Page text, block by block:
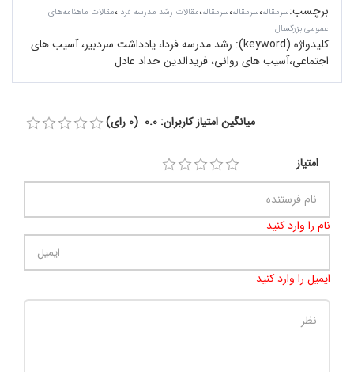
برچسب:سرمقاله‌،سرمقاله،سرمقاله،مقالات رشد مدرسه فردا،مقالات ماهنامه‌های
عمومی بزرگسال
کلیدواژه (keyword):
رشد مدرسه فردا، یادداشت سردبیر، آسیب‌ های
اجتماعی،آسیب های روانی، فریدالدین حداد عادل
میانگین امتیاز کاربران: 0.0 (0 رای)
امتیاز
نام را وارد کنید
ایمیل را وارد کنید